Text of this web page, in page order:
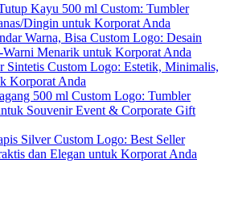
Kayu 500 ml Custom: Tumbler
Dingin untuk Korporat Anda
Warna, Bisa Custom Logo: Desain
Menarik untuk Korporat Anda
Sintetis Custom Logo: Estetik, Minimalis,
Korporat Anda
500 ml Custom Logo: Tumbler
Souvenir Event & Corporate Gift
Silver Custom Logo: Best Seller
dan Elegan untuk Korporat Anda